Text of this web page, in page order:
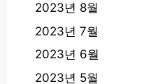
2023년 8월
2023년 7월
2023년 6월
2023년 5월